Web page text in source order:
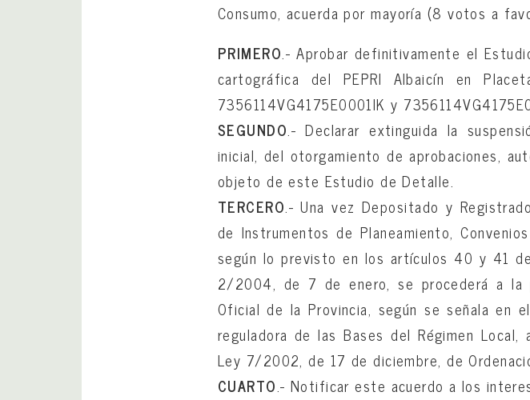
Consumo, acuerda por mayoría (8 votos a
PRIMERO.- Aprobar definitivamente el
cartográfica del PEPRI Albaicín en
7356114VG4175E0001IK y
SEGUNDO.- Declarar extinguida la
inicial, del otorgamiento de aprobaciones,
objeto de este Estudio de Detalle.
TERCERO.- Una vez Depositado y
de Instrumentos de Planeamiento,
según lo previsto en los artículos 40 y 41
2/2004, de 7 de enero, se procederá a la
Oficial de la Provincia, según se señala
reguladora de las Bases del Régimen
Ley 7/2002, de 17 de diciembre, de
CUARTO.- Notificar este acuerdo a los